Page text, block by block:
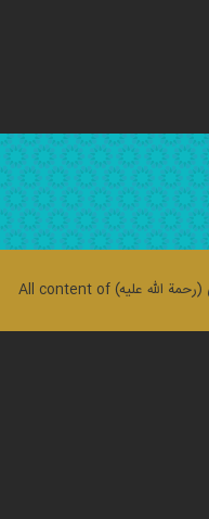
All content of الله علیه)